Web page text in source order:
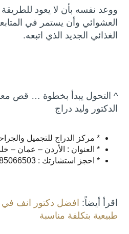
ووعد نفسه بأن لا يعود
العشوائي وأن يستمر في
الغذائي الجديد الذي اتبعه.
^ التحول يبدأ بخطوة … قص
الدكتور وليد دراج
* مركز الدراج للتجميل
* العنوان : الأردن – عمان –
* احجز استشارتك : 00962785066503.
اقرأ أيضاً: افضل دكتور انف في
طبيعية بتكلفة مناسبة